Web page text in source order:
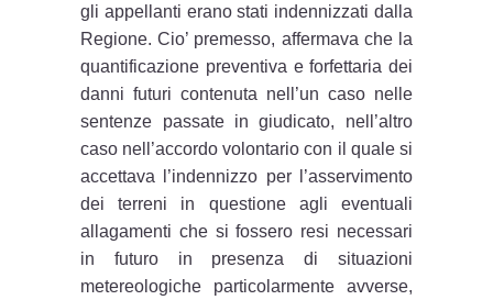
gli appellanti erano stati indennizzati dalla
Regione. Cio’ premesso, affermava che la
quantificazione preventiva e forfettaria dei
danni futuri contenuta nell’un caso nelle
sentenze passate in giudicato, nell’altro
caso nell’accordo volontario con il quale si
accettava l’indennizzo per l’asservimento
dei terreni in questione agli eventuali
allagamenti che si fossero resi necessari
in futuro in presenza di situazioni
metereologiche particolarmente avverse,